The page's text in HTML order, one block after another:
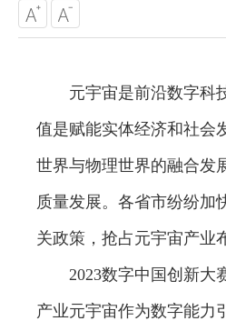
元宇宙是前沿数字科
值是赋能实体经济和社会
世界与物理世界的融合发
质量发展。各省市纷纷加
关政策，抢占元宇宙产业
2023数字中国创新大
产业元宇宙作为数字能力